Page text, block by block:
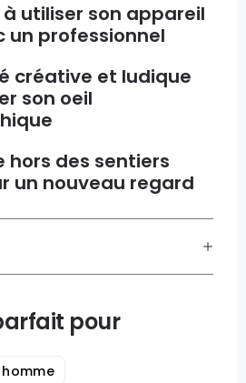
utiliser son appareil
un professionnel
créative et ludique
son oeil
hors des sentiers
un nouveau regard
pour